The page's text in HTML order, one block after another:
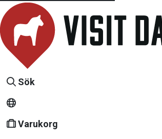
Sök
Varukorg